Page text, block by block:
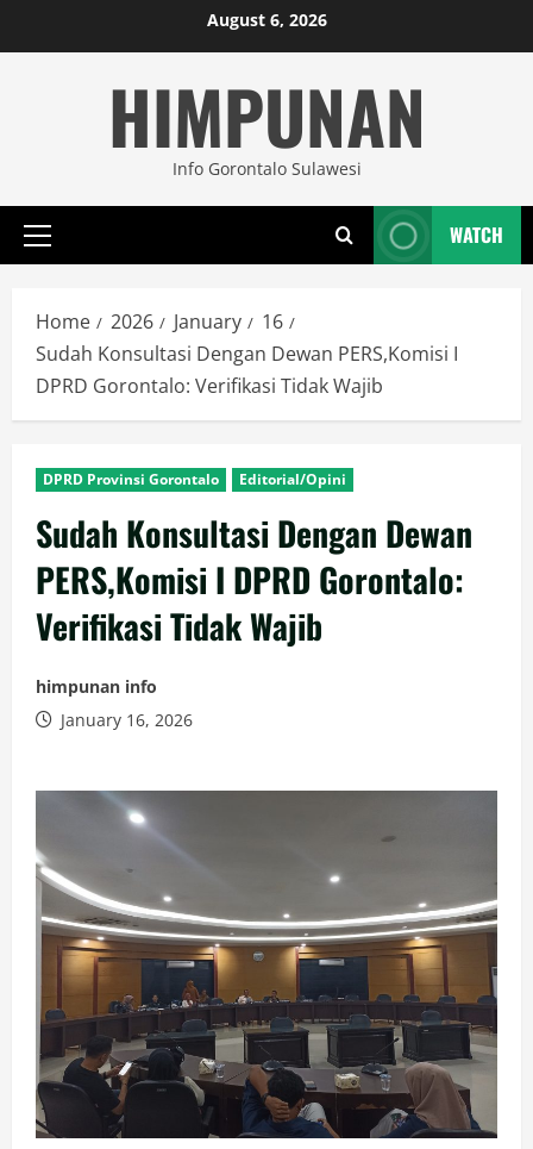
to
August 6, 2026
HIMPUNAN
Info Gorontalo Sulawesi
Primary
WATCH
Home 2026 January
16
Sudah Konsultasi Dengan Dewan PERS,Komisi I
DPRD Gorontalo: Verifikasi Tidak Wajib
DPRD Provinsi Gorontalo Editorial/Opini
Sudah Konsultasi Dengan Dewan
PERS,Komisi I DPRD Gorontalo:
Verifikasi Tidak Wajib
himpunan info
January 16, 2026